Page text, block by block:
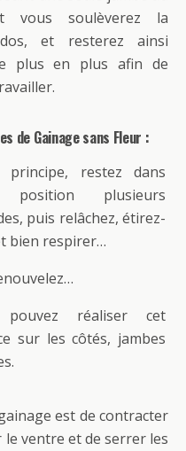
vous soulèverez la
et resterez ainsi
plus en plus afin de
de Gainage sans Fleur :
principe, restez dans
position plusieurs
puis relâchez, étirez-
bien respirer…
pouvez réaliser cet
sur les côtés, jambes
est de contracter
le ventre et de serrer les